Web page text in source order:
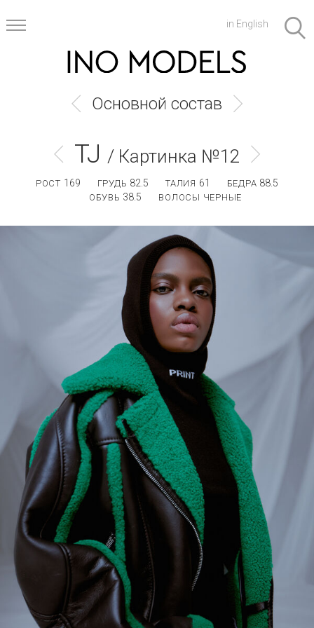
in English
Основной состав
TJ / Картинка №12
РОСТ 169 ГРУДЬ 82.5 ТАЛИЯ 61 БЕДРА 88.5
ОБУВЬ 38.5 ВОЛОСЫ ЧЕРНЫЕ